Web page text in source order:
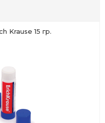
Krause 15 гр.